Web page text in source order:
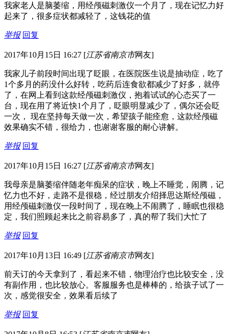
我家老人是脑萎缩，用经颅磁刺激仪一个月了，现在记忆力好
起来了，很多症状都减轻了，这钱花的值
举报 回复
2017年10月15日 16:27 [江苏省南京市网友]
我家儿子前段时间出现了眨眼，在医院医生说是抽动症，吃了
1个多月的药没什么好转，吃药后连食欲都减少了好多，就停
了，在网上看到这款经颅磁刺激仪，抱着试试的心态买了一
台，现在用了将近快1个月了，眨眼明显减少了，偶尔还会眨
一次， 现在坚持每天做一次，希望孩子能痊愈，这款经颅磁
效果确实不错，很给力，也谢谢客服的耐心讲解。
举报 回复
2017年10月15日 16:27 [江苏省南京市网友]
我母亲是脑萎缩伴随老年痴呆的症状，晚上不睡觉，闹腾，记
忆力也不好，走路不是很稳，经过朋友介绍择思达斯经颅磁，
用经颅磁刺激仪一段时间了，现在晚上不闹腾了，睡眠也很稳
定，我们照顾起来比之前容易多了，真的帮了我们大忙了
举报 回复
2017年10月13日 16:49 [江苏省南京市网友]
前天订的今天拿到了，看起来不错，物理治疗也比较安全，没
有副作用，也比较放心。客服服务也是棒棒的，给孩子试了一
次，感觉很安全，效果看后续了
举报 回复